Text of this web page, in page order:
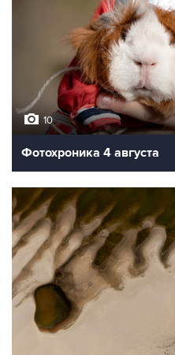
10
Фотохроника 4 августа